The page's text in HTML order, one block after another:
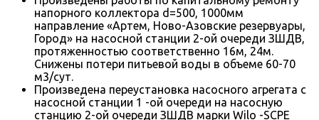
напорного коллектора d=500, 1000мм
направление «Артем, Ново-Азовские резервуары,
Город» на насосной станции 2-ой очереди ЗШДВ,
протяженностью соответственно 16м, 24м.
Снижены потери питьевой воды в объеме 60-70
м3/сут.
Произведена переустановка насосного агрегата с
насосной станции 1 -ой очереди на насосную
станцию 2-ой очереди ЗШДВ марки Wilo -SCPE